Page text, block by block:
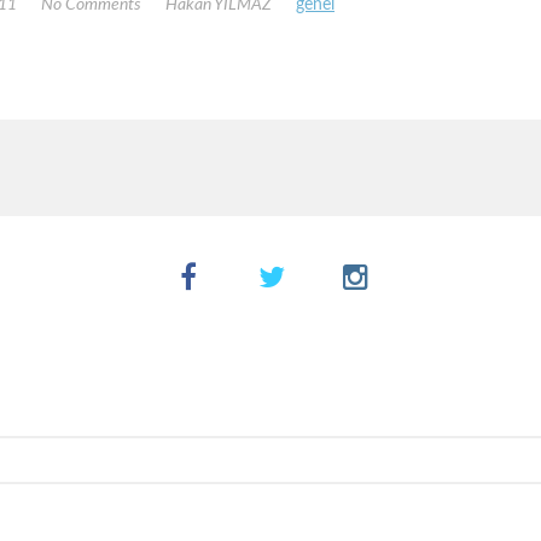
No Comments Hakan YILMAZ genel